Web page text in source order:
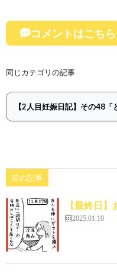
コメントはこちら
同じカテゴリの記事
前の記事
【最終日
2025.01.10